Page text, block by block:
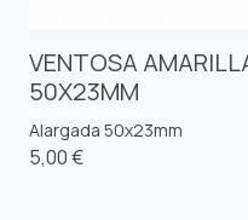
VENTOSA
50X23MM
Alargada 50x23mm
5,00 €